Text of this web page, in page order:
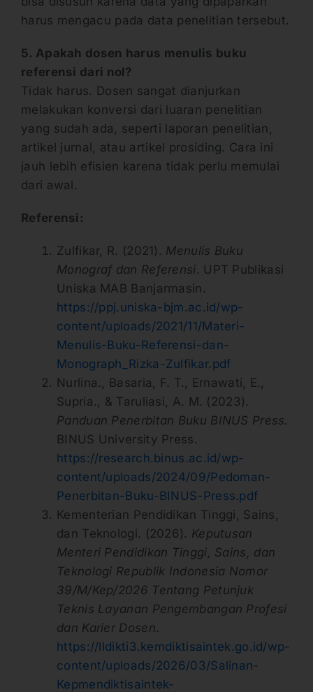
harus mengacu pada data penelitian tersebut.
5. Apakah dosen harus menulis buku
referensi dari nol?
Tidak harus. Dosen sangat dianjurkan
melakukan konversi dari luaran penelitian
yang sudah ada, seperti laporan penelitian,
artikel jurnal, atau artikel prosiding. Cara ini
jauh lebih efisien karena tidak perlu memulai
dari awal.
Referensi:
Zulfikar, R. (2021). Menulis Buku
Monograf dan Referensi. UPT Publikasi
Uniska MAB Banjarmasin.
https://ppj.uniska-bjm.ac.id/wp-
content/uploads/2021/11/Materi-
Menulis-Buku-Referensi-dan-
Monograph_Rizka-Zulfikar.pdf
Nurlina., Basaria, F. T., Ernawati, E.,
Supria., & Taruliasi, A. M. (2023).
Panduan Penerbitan Buku BINUS Press.
BINUS University Press.
https://research.binus.ac.id/wp-
content/uploads/2024/09/Pedoman-
Penerbitan-Buku-BINUS-Press.pdf
Kementerian Pendidikan Tinggi, Sains,
dan Teknologi. (2026). Keputusan
Menteri Pendidikan Tinggi, Sains, dan
Teknologi Republik Indonesia Nomor
39/M/Kep/2026 Tentang Petunjuk
Teknis Layanan Pengembangan Profesi
dan Karier Dosen.
https://lldikti3.kemdiktisaintek.go.id/wp-
content/uploads/2026/03/Salinan-
Kepmendiktisaintek-